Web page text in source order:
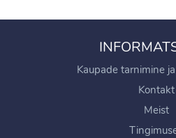
Kaupade tarnimine
Kontakt
Meist